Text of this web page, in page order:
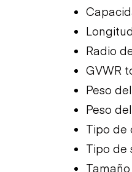
Radio
GVWR
Peso
Peso
Tipo de
Tipo de